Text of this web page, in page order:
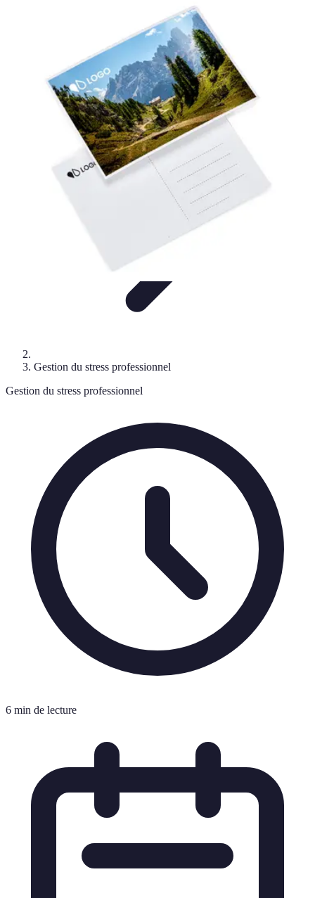
Méthodes de Relaxation
Techniques de
Gestion du stress professionnel
Stress Zéro
Gestion du stress professionnel
Gestion du stress professionnel
6 min de lecture